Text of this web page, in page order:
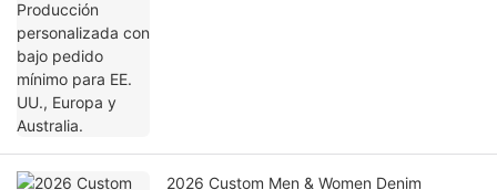
2026 Custom Men & Women Denim